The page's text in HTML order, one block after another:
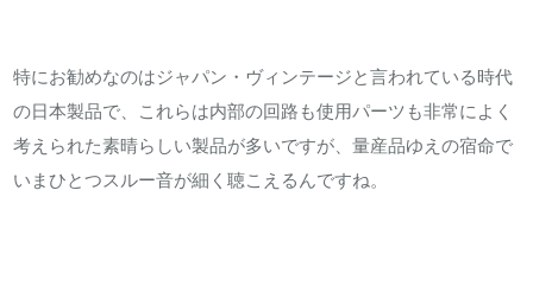
特にお勧めなのはジャパン・ヴィンテージと言われている時代
の日本製品で、これらは内部の回路も使用パーツも非常によく
考えられた素晴らしい製品が多いですが、量産品ゆえの宿命で
いまひとつスルー音が細く聴こえるんですね。